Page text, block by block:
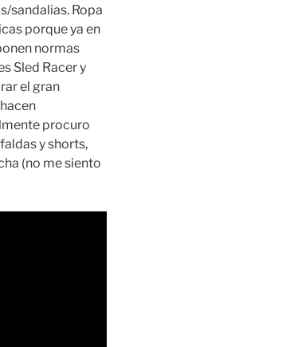
sandalias. Ropa
porque ya en
normas
Sled Racer y
el gran
procuro
y shorts,
(no me siento